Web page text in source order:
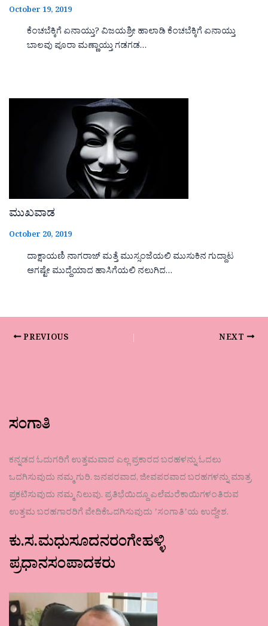
October 19, 2019
ಕೆಂಚಬೆಕ್ಕಿಗೆ ಏನಾಯ್ತು? ವಿಜಯಶ್ರೀ ಹಾಲಾಡಿ ಕೆಂಚಬೆಕ್ಕಿಗೆ ಏನಾಯ್ತು
ಬಾಲವು ಪೂರಾ ಮಣ್ಣಾಯ್ತು ಗಡಗಡ…
ಮುಖವಾಡ
October 20, 2019
ದಾಕ್ಷಾಯಣಿ ನಾಗರಾಜ್ ಮತ್ತೆ ಮುಸ್ಸಂಜೆಯಲಿ ಮುಸುಕಿನ ಗುದ್ದಾಟ
ಆಗಷ್ಟೇ ಮುದ್ದೆಯಾದ ಹಾಸಿಗೆಯಲಿ ನಲುಗಿದ…
PREVIOUS NEXT
ಸಂಗಾತಿ
ಕನ್ನಡದ ಓದುಗರಿಗೆ ಉತ್ತಮವಾದ ಎಲ್ಲ ಪ್ರಕಾರದ ಬರಹಳನ್ನು ಓದಲು
ಒದಗಿಸುವುದು ನಮ್ಮ ಗುರಿ. ಜನಪರವಾದ, ಜೀವಪರವಾದ ಬರಹಗಳನ್ನು ಮಾತ್ರ
ಪ್ರಕಟಿಸುವುದು ನಮ್ಮ ನಿಲುವು. ಪ್ರತಿಭೆಯಿದ್ದೂ ಎಲೆಮರೆಕಾಯಿಗಳಂತಿರುವ
ಉತ್ತಮ ಬರಹಗಾರರಿಗೆ ವೇದಿಕೆಒದಗಿಸುವುದು ʼಸಂಗಾತಿʼಯ ಉದ್ದೇಶ.
ಕು.ಸ.ಮಧುಸೂದನರಂಗೇಹಳ್ಳಿ
ಪ್ರಧಾನಸಂಪಾದಕರು